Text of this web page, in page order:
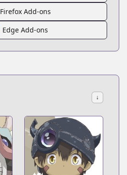
Firefox Add-ons
Edge Add-ons
↓